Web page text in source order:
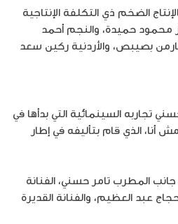
الضخم ذي التكلفة الإنتاجية
محمود حميدة، والنجم أحمد
بصيبص، والأردنية ركين سعد
تجاربه السينمائية التي بدأها في
مش أنا، الذي قام بتأليفه في إطار
المطرب تامر حسني، الفنانة
عبد العظيم، والفنانة القديرة